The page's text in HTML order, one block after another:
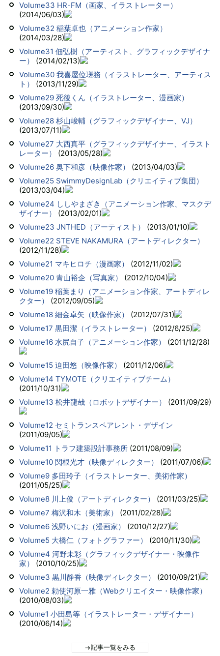
Volume33 HR-FM（画家、イラストレーター）
(2014/06/03)
Volume32 稲葉卓也（アニメーション作家）
(2014/03/28)
Volume31 佃弘樹（アーティスト、グラフィックデザイナ
ー）
(2014/02/13)
Volume30 我喜屋位瑳務（イラストレーター、アーティス
ト）
(2013/11/29)
Volume29 死後くん（イラストレーター、漫画家）
(2013/09/30)
Volume28 杉山峻輔（グラフィックデザイナー、VJ）
(2013/07/11)
Volume27 大西真平（グラフィックデザイナー、イラスト
レーター）
(2013/05/28)
Volume26 奥下和彦（映像作家）
(2013/04/03)
Volume25 SwimmyDesignLab（クリエイティブ集団）
(2013/03/04)
Volume24 ししやまざき（アニメーション作家、マスクデ
ザイナー）
(2013/02/01)
Volume23 JNTHED（アーティスト）
(2013/01/10)
Volume22 STEVE NAKAMURA（アートディレクター）
(2012/11/28)
Volume21 マキヒロチ（漫画家）
(2012/11/02)
Volume20 青山裕企（写真家）
(2012/10/04)
Volume19 稲葉まり（アニメーション作家、アートディレ
クター）
(2012/09/05)
Volume18 細金卓矢（映像作家）
(2012/07/31)
Volume17 黒田潔（イラストレーター）
(2012/6/25)
Volume16 水尻自子（アニメーション作家）
(2011/12/28)
Volume15 迫田悠（映像作家）
(2011/12/06)
Volume14 TYMOTE（クリエイティブチーム）
(2011/10/31)
Volume13 松井龍哉（ロボットデザイナー）
(2011/09/29)
Volume12 セミトランスペアレント・デザイン
(2011/09/05)
Volume11 トラフ建築設計事務所 (2011/08/09)
Volume10 関根光才（映像ディレクター）
(2011/07/06)
Volume9 多田玲子（イラストレーター、美術作家）
(2011/05/25)
Volume8 川上俊（アートディレクター）
(2011/03/25)
Volume7 梅沢和木（美術家）
(2011/02/28)
Volume6 浅野いにお（漫画家）
(2010/12/27)
Volume5 大橋仁（フォトグラファー）
(2010/11/30)
Volume4 河野未彩（グラフィックデザイナー・映像作
家）
(2010/10/25)
Volume3 黒川静香（映像ディレクター）
(2010/09/21)
Volume2 勅使河原一雅（Webクリエイター・映像作家）
(2010/08/03)
Volume1 小田島等（イラストレーター・デザイナー）
(2010/06/14)
記事一覧をみる